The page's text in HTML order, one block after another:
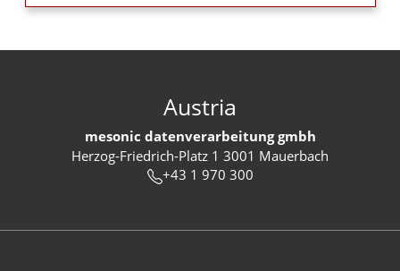
Austria
mesonic datenverarbeitung gmbh
Herzog-Friedrich-Platz 1 3001 Mauerbach
+43 1 970 300